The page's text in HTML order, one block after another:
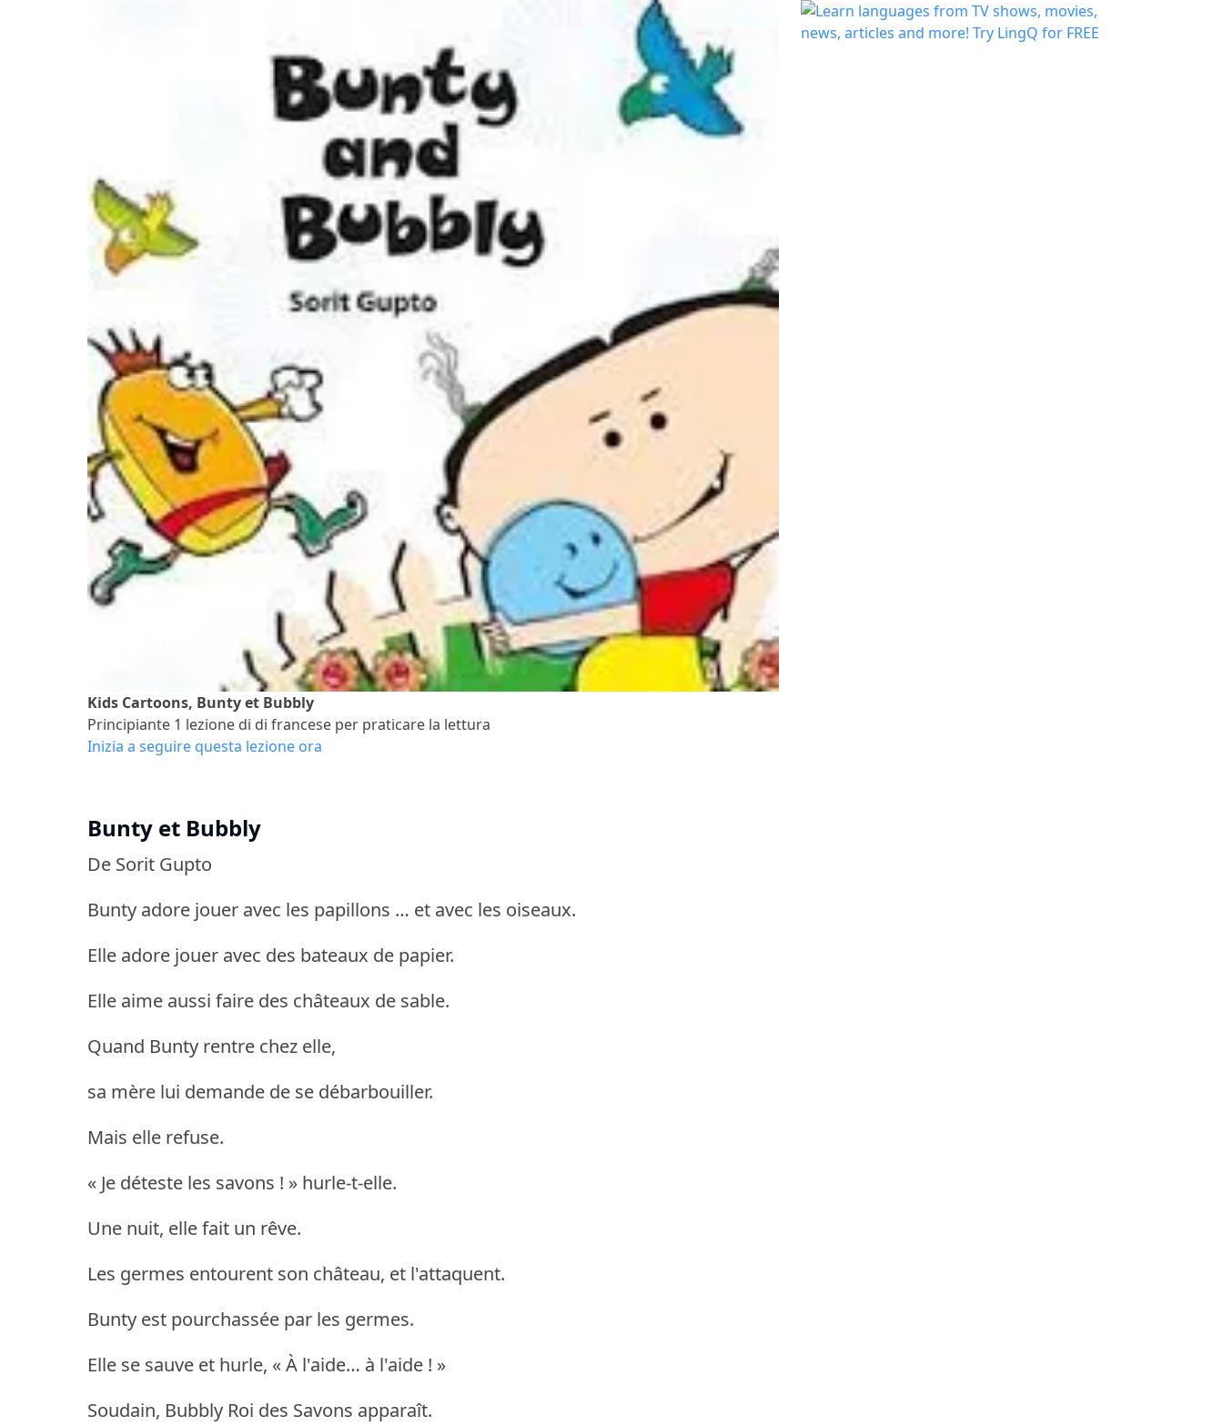
Kids Cartoons, Bunty et Bubbly
Principiante 1 lezione di di francese per praticare la lettura
Inizia a seguire questa lezione ora
Bunty et Bubbly
De Sorit Gupto
Bunty adore jouer avec les papillons … et avec les oiseaux.
Elle adore jouer avec des bateaux de papier.
Elle aime aussi faire des châteaux de sable.
Quand Bunty rentre chez elle,
sa mère lui demande de se débarbouiller.
Mais elle refuse.
« Je déteste les savons ! » hurle-t-elle.
Une nuit, elle fait un rêve.
Les germes entourent son château, et l'attaquent.
Bunty est pourchassée par les germes.
Elle se sauve et hurle, « À l'aide… à l'aide ! »
Soudain, Bubbly Roi des Savons apparaît.